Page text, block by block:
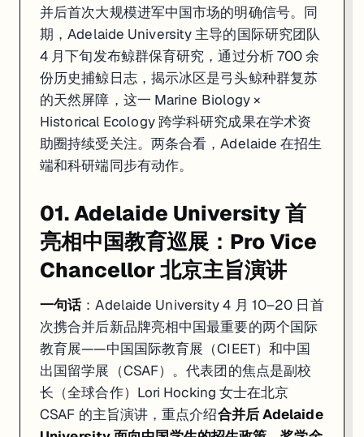
并后首次大规模进军中国市场的明确信号。同
期，Adelaide University 主导的国际研究团队
4 月下旬发布鲸群保育研究，通过分析 700 余
份历史捕鲸日志，揭示冰区是弓头鲸种群复苏
的天然屏障，这一 Marine Biology ×
Historical Ecology 跨学科研究成果在学术资
助圈持续受关注。两条合看，Adelaide 在招生
端和科研端同步有动作。
01. Adelaide University 首
亮相中国教育巡展：Pro Vice
Chancellor 北京主旨演讲
一句话：Adelaide University 4 月 10–20 日首
次携合并后新品牌亮相中国最重要的两个国际
教育展——中国国际教育展（CIEET）和中国
出国留学展（CSAF）。代表团的焦点是副校
长（全球合作）Lori Hocking 女士在北京
CSAF 的主旨演讲，重点介绍合并后 Adelaide